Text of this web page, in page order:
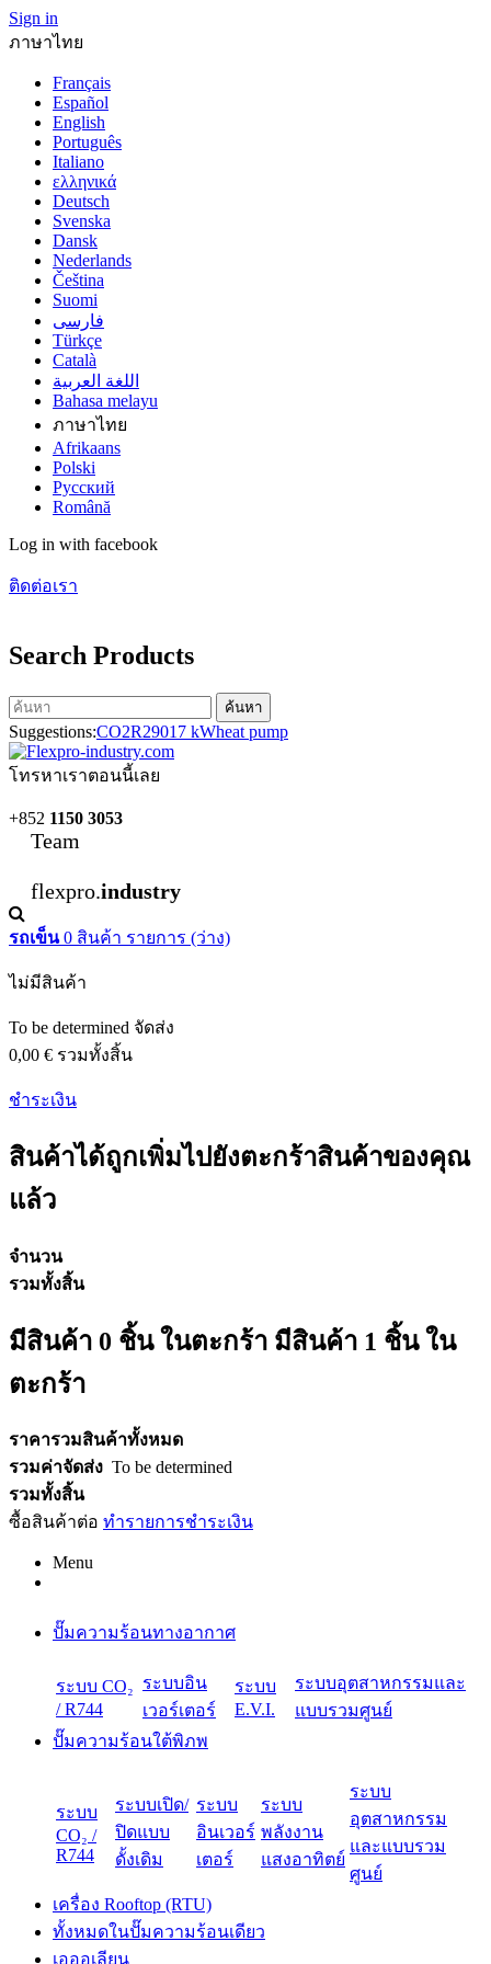
Sign in
ภาษาไทย
Français
Español
English
Português
Italiano
ελληνικά
Deutsch
Svenska
Dansk
Nederlands
Čeština
Suomi
فارسى
Türkçe
Català
اللغة العربية
Bahasa melayu
ภาษาไทย
Afrikaans
Polski
Русский
Română
Log in with facebook
ติดต่อเรา
Search Products
ค้นหา
Suggestions:CO2R29017 kWheat pump
โทรหาเราตอนนี้เลย
+852 1150 3053
Team
flexpro.industry
รถเข็น 0 สินค้า รายการ (ว่าง)
ไม่มีสินค้า
To be determined จัดส่ง
0,00 € รวมทั้งสิ้น
ชำระเงิน
สินค้าได้ถูกเพิ่มไปยังตะกร้าสินค้าของคุณ
แล้ว
จำนวน
รวมทั้งสิ้น
มีสินค้า 0 ชิ้น ในตะกร้า มีสินค้า 1 ชิ้น ใน
ตะกร้า
ราคารวมสินค้าทั้งหมด
รวมค่าจัดส่ง To be determined
รวมทั้งสิ้น
ซื้อสินค้าต่อ ทำรายการชำระเงิน
Menu
ปั๊มความร้อนทางอากาศ
ระบบ CO₂
/ R744
ระบบอิน
เวอร์เตอร์
ระบบ
E.V.I.
ระบบอุตสาหกรรมและ
แบบรวมศูนย์
ปั๊มความร้อนใต้พิภพ
ระบบ
CO₂ /
R744
ระบบเปิด/
ปิดแบบ
ดั้งเดิม
ระบบ
อินเวอร์
เตอร์
ระบบ
พลังงาน
แสงอาทิตย์
ระบบ
อุตสาหกรรม
และแบบรวม
ศูนย์
เครื่อง Rooftop (RTU)
ทั้งหมดในปั๊มความร้อนเดียว
เอออเลียน